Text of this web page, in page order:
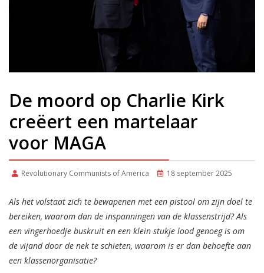
De moord op Charlie Kirk
creëert een martelaar
voor MAGA
Revolutionary Communists of America 18 september 2025
Als het volstaat zich te bewapenen met een pistool om zijn doel te
bereiken, waarom dan de inspanningen van de klassenstrijd? Als
een vingerhoedje buskruit en een klein stukje lood genoeg is om
de vijand door de nek te schieten, waarom is er dan behoefte aan
een klassenorganisatie?